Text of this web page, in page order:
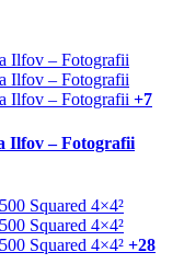
+7
Ilfov – Fotografii
+28